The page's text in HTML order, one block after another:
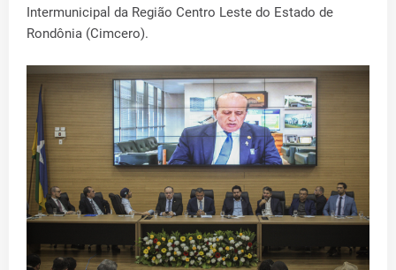
Intermunicipal da Região Centro Leste do Estado de
Rondônia (Cimcero).